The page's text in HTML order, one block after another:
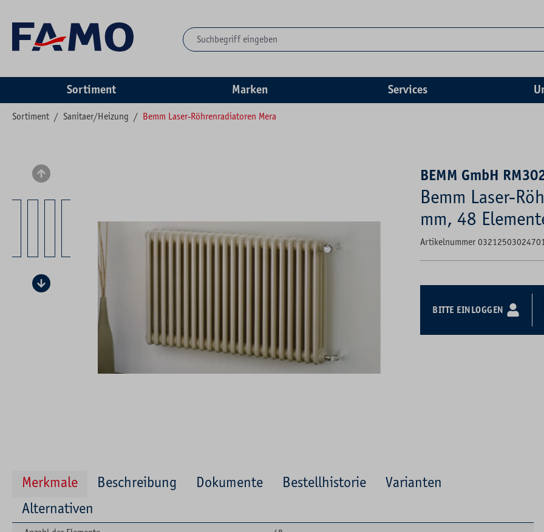
Sortiment Marken Services
Sortiment / Sanitaer/Heizung / Bemm Laser-Röhrenradiatoren Mera
Bildergalerie überspringen BEMM GmbH
Bemm Laser-
mm, 48
Artikelnummer
BITTE EINLOGGEN
Merkmale Beschreibung Dokumente Bestellhistorie
Varianten
Alternativen